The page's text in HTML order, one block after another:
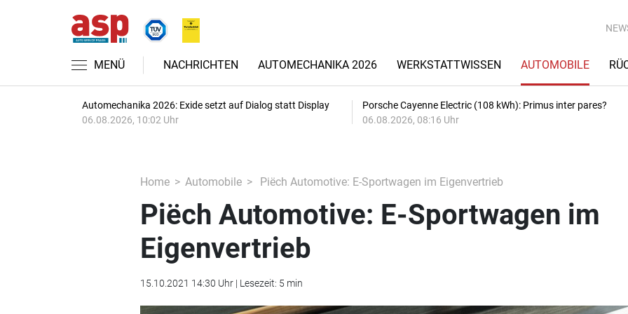
MENÜ NACHRICHTEN AUTOMECHANIKA 2026 WERKSTATTWISSEN AUTOMOBILE
Automechanika 2026: Exide setzt auf Dialog statt Display
06.08.2026, 10:02 Uhr
Porsche Cayenne Electric (108 kWh): Primus inter pares?
06.08.2026, 08:16 Uhr
Home Automobile Piëch Automotive: E-Sportwagen im Eigenvertrieb
Piëch Automotive: E-Sportwagen im
Eigenvertrieb
15.10.2021 14:30 Uhr | Lesezeit: 5 min